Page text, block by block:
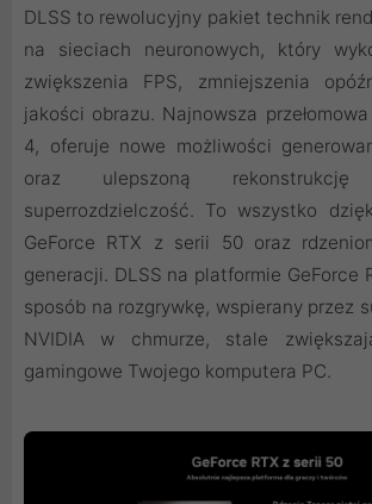
DLSS to rewolucyjny pakiet technik
na sieciach neuronowych, który
zwiększenia FPS, zmniejszenia
jakości obrazu. ‌Najnowsza
4, oferuje nowe możliwości
oraz ulepszoną
superrozdzielczość. To wszystko
GeForce RTX z serii 50 oraz
generacji. DLSS na platformie GeForce
sposób na rozgrywkę, wspierany przez
NVIDIA w chmurze, stale
gamingowe Twojego komputera PC.